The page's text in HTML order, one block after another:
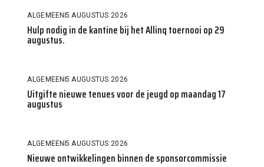
ALGEMEEN 5 AUGUSTUS 2026
Hulp nodig in de kantine bij het Allinq toernooi op 29
augustus.
ALGEMEEN 5 AUGUSTUS 2026
Uitgifte nieuwe tenues voor de jeugd op maandag 17
augustus
ALGEMEEN 5 AUGUSTUS 2026
Nieuwe ontwikkelingen binnen de sponsorcommissie